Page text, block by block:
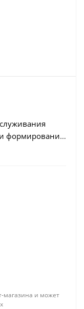
и формирования
необходимой
магазина и может